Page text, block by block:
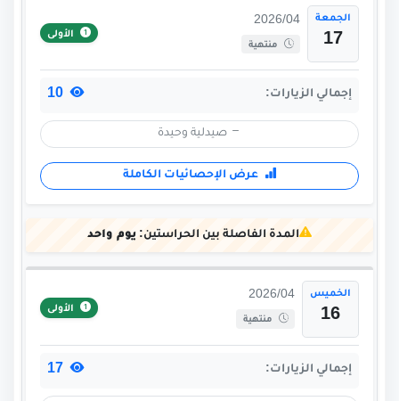
الجمعة
17
2026/04
منتهية
الأولى
إجمالي الزيارات:
صيدلية وحيدة
عرض الإحصائيات الكاملة
المدة الفاصلة بين الحراستين: يوم واحد
الخميس
16
2026/04
منتهية
الأولى
إجمالي الزيارات: